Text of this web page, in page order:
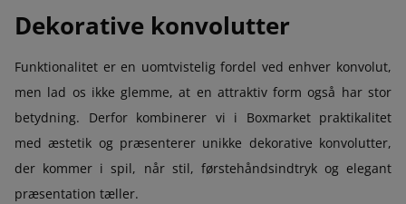
Dekorative konvolutter
Funktionalitet er en uomtvistelig fordel ved enhver konvolut,
men lad os ikke glemme, at en attraktiv form også har stor
betydning. Derfor kombinerer vi i Boxmarket praktikalitet
med æstetik og præsenterer unikke dekorative konvolutter,
der kommer i spil, når stil, førstehåndsindtryk og elegant
præsentation tæller.